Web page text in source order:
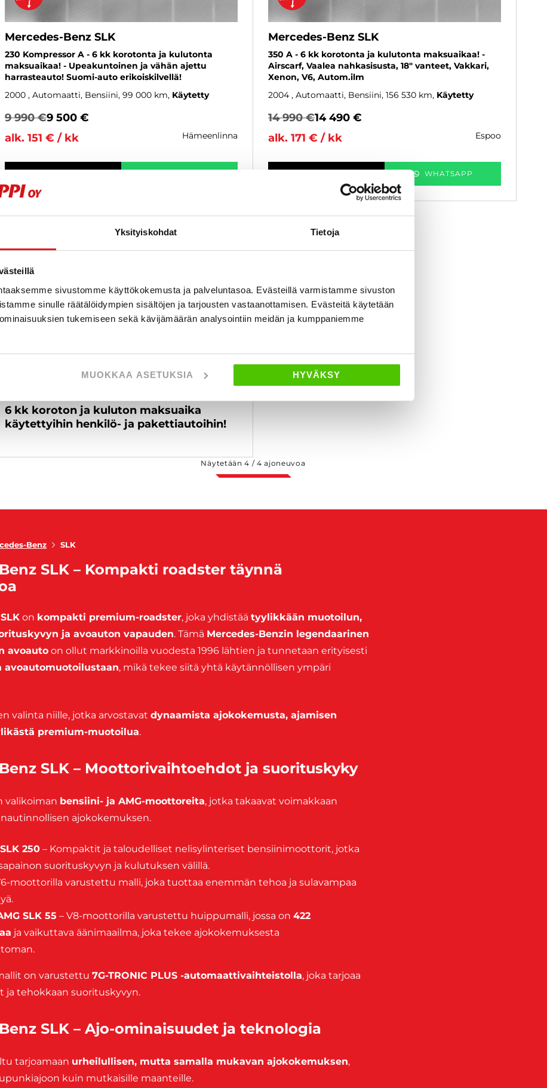
Yksityiskohdat Tietoja
sivustomme käyttökokemusta ja palveluntasoa. Evästeillä varmistamme sivuston
sinulle räätälöidympien sisältöjen ja tarjousten vastaanottamisen. Evästeitä käytetään
tukemiseen sekä kävijämäärän analysointiin meidän ja kumppaniemme
MUOKKAA ASETUKSIA HYVÄKSY
Mercedes-Benz SLK
230 Kompressor A - 6 kk korotonta ja kulutonta
maksuaikaa! - Upeakuntoinen ja vähän ajettu
harrasteauto! Suomi-auto erikoiskilvellä!
2000 , Automaatti, Bensiini, 99 000 km Käytetty
9 990 €9 500 €
alk. 151 € / kk
hämeenlinna
Mercedes-Benz SLK
350 A - 6 kk korotonta ja kulutonta maksuaikaa! -
Airscarf, Vaalea nahkasisusta, 18" vanteet, Vakkari,
Xenon, V6, Autom.ilm
2004 , Automaatti, Bensiini, 156 530 km Käytetty
14 990 €14 490 €
alk. 171 € / kk
espoo
WHATSAPP
6 kk koroton ja kuluton maksuaika
käytettyihin henkilö- ja pakettiautoihin!
Näytetään4 /4 ajoneuvoa
Benz SLK
SLK – Kompakti roadster täynnä
on kompakti premium-roadster, joka yhdistää tyylikkään muotoilun,
ja avoauton vapauden. Tämä Mercedes-Benzin legendaarinen
avoauto on ollut markkinoilla vuodesta 1996 lähtien ja tunnetaan erityisesti
avoautomuotoilustaan, mikä tekee siitä yhtä käytännöllisen ympäri
valinta niille, jotka arvostavat dynaamista ajokokemusta, ajamisen
premium-muotoilua.
SLK – Moottorivaihtoehdot ja suorituskyky
valikoiman bensiini- ja AMG-moottoreita, jotka takaavat voimakkaan
ajokokemuksen.
250 – Kompaktit ja taloudelliset nelisylinteriset bensiinimoottorit, jotka
suorituskyvyn ja kulutuksen välillä.
moottorilla varustettu malli, joka tuottaa enemmän tehoa ja sulavampaa
SLK 55 – V8-moottorilla varustettu huippumalli, jossa on 422
ja vaikuttava äänimaailma, joka tekee ajokokemuksesta
on varustettu 7G-TRONIC PLUS -automaattivaihteistolla, joka tarjoaa
ja tehokkaan suorituskyvyn.
SLK – Ajo-ominaisuudet ja teknologia
tarjoamaan urheilullisen, mutta samalla mukavan ajokokemuksen,
kuin mutkaisille maanteille.